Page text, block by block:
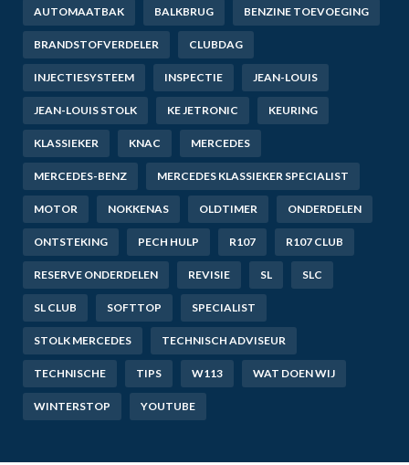
AUTOMAATBAK BALKBRUG BENZINE TOEVOEGING
BRANDSTOFVERDELER CLUBDAG
INJECTIESYSTEEM INSPECTIE JEAN-LOUIS
JEAN-LOUIS STOLK KE JETRONIC KEURING
KLASSIEKER KNAC MERCEDES
MERCEDES-BENZ MERCEDES KLASSIEKER SPECIALIST
MOTOR NOKKENAS OLDTIMER ONDERDELEN
ONTSTEKING PECH HULP R107 R107 CLUB
RESERVE ONDERDELEN REVISIE SL SLC
SL CLUB SOFTTOP SPECIALIST
STOLK MERCEDES TECHNISCH ADVISEUR
TECHNISCHE TIPS W113 WAT DOEN WIJ
WINTERSTOP YOUTUBE